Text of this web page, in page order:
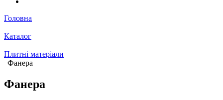
Головна
Каталог
Плитні матеріали
Фанера
Фанера